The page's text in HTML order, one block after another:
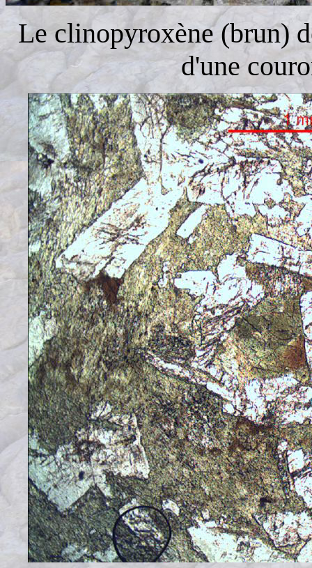
Le clinopyroxène (brun)
d'une